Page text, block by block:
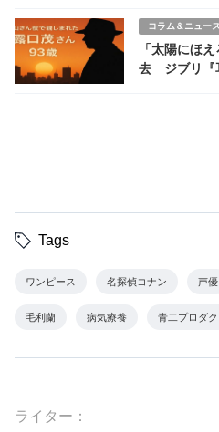
コラム＆ニュース
「太陽にほ
去 ジブリ『
Tags
ワンピース 名探偵コナン 声優
毛利蘭 病気療養 青二プロダ
ライター：